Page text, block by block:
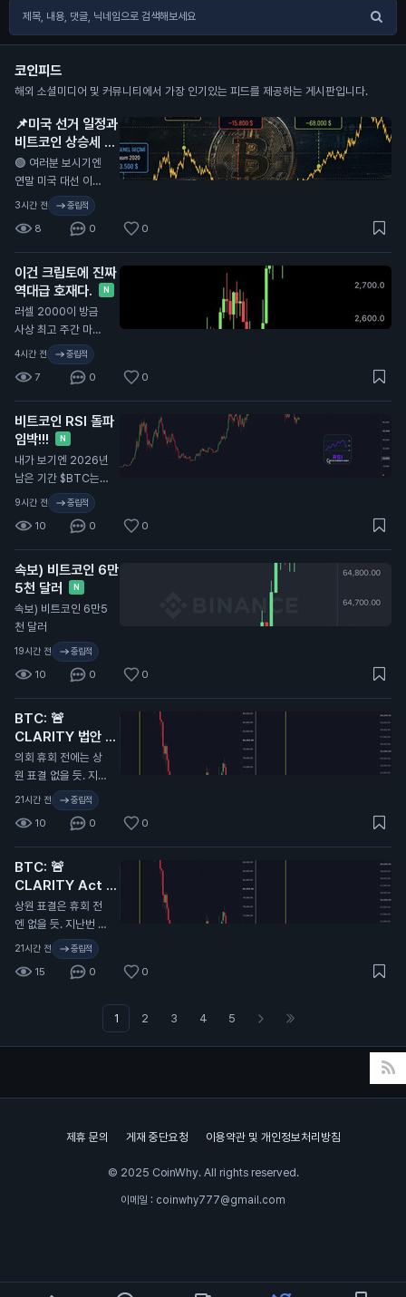
코인피드
해외 소셜미디어 및 커뮤니티에서 가장 인기있는 피드를 제공하는 게시판입니다.
📌미국 선거 일정과
비트코인 상승세 사
이의 상관관계가 정
말 눈에 띄네요.
🟢 여러분 보시기엔
연말 미국 대선 이후
에도 비슷한 랠리가
3시간 전 중립적
8 0 0
이건 크립토에 진짜
역대급 호재다.
N
러셀 2000이 방금
사상 최고 주간 마감
가를 기록했고, 미국
증시는 시가총액이 2.
8조 달러나 늘었다. 2
017, 2021 불장 때도
러셀을 따라갔던 만
큼, ETH랑 알트코인
에 강한 호재다. 머니
로테이션이 공식적으
로 시작됐고, 곧 비트
코인과 크립토로 자금
이 유입될 거다.
4시간 전 중립적
7 0 0
비트코인 RSI 돌파
임박!!!
N
내가 보기엔 2026년
남은 기간 $BTC는
이렇게 흘러갈 듯.
9시간 전 중립적
10 0 0
속보) 비트코인 6만
5천 달러
N
속보) 비트코인 6만5
천 달러
19시간 전 중립적
10 0 0
BTC: 🚨
CLARITY 법안 또
연기...
N
의회 휴회 전에는 상
원 표결 없을 듯. 지난
번에 CLARITY 법안
이 미뤄졌을 때 비트
코인 9.7만 달러에서
6.4만 달러로 떡락했
었음. 무슨 말인지 감
오지...
21시간 전 중립적
10 0 0
BTC: 🚨
CLARITY Act 또
연기…
N
상원 표결은 휴회 전
엔 없을 듯. 지난번 C
LARITY Act가 미뤄
졌을 때 비트코인이
9.7만 달러에서 6.4
21시간 전 중립적
15 0 0
1 2 3 4 5
제휴 문의 게재 중단요청 이용약관 및 개인정보처리방침
© 2025 CoinWhy. All rights reserved.
이메일 : coinwhy777@gmail.com